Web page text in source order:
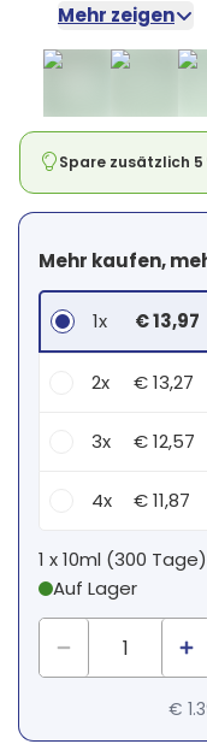
Mehr zeigen
Spare zusätzlich 5
Mehr kaufen,
1x € 13,97
2x € 13,27
3x € 12,57
4x € 11,87
1x € 0,00
1 x10ml (300 Tage)
Auf Lager
€